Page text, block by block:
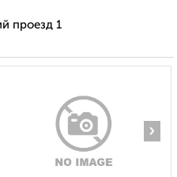
проезд 1
›